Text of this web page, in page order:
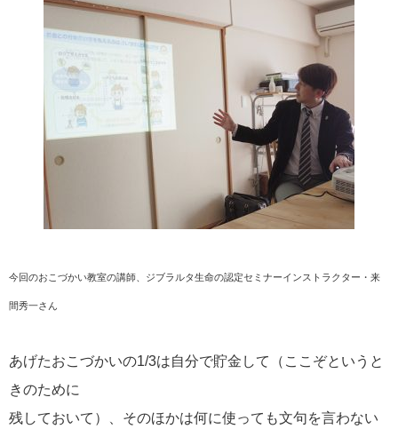
今回のおこづかい教室の講師、ジブラルタ生命の認定セミナーインストラクター・来
間秀一さん
あげたおこづかいの1/3は自分で貯金して（ここぞというと
きのために
残しておいて）、そのほかは何に使っても文句を言わない